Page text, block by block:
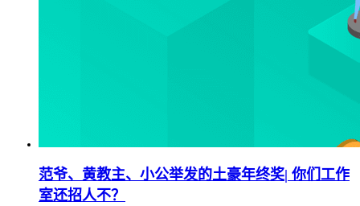
范爷、黄教主、小公举发的土豪年终奖| 你们工作
室还招人不？